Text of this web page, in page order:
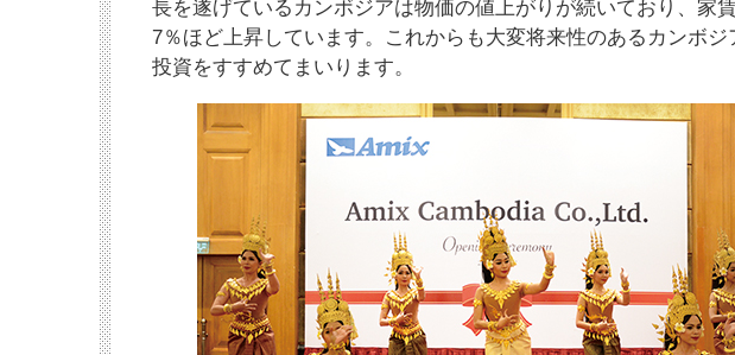
長を遂げているカンボジアは物価の値上がりが続いており、家
7％ほど上昇しています。これからも大変将来性のあるカンボジ
投資をすすめてまいります。